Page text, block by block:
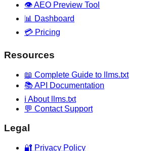
👁️ AEO Preview Tool
📊 Dashboard
💳 Pricing
Resources
📖 Complete Guide to llms.txt
📚 API Documentation
ℹ️ About llms.txt
💬 Contact Support
Legal
🔐 Privacy Policy